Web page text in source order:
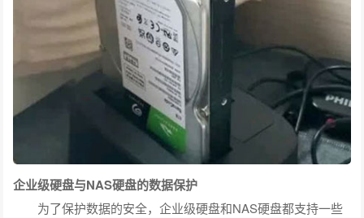
企业级硬盘与NAS硬盘的数据保护
为了保护数据的安全，企业级硬盘和NAS硬盘都支持一些